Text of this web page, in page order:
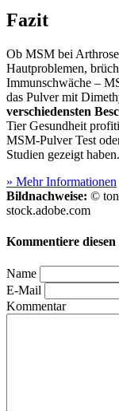
Fazit
Ob MSM bei
Hautproblemen,
Immunschwäche –
das Pulver mit
verschiedensten
Tier Gesundheit
MSM-Pulver Test
Studien gezeigt haben.
» Mehr Informationen
Bildnachweise: ©
stock.adobe.com
Kommentiere
Name
E-Mail
Kommentar